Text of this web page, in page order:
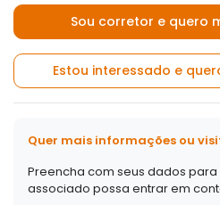
Sou corretor e quero
Estou interessado e
Quer mais informações ou
Preencha com seus dados
associado possa entrar em